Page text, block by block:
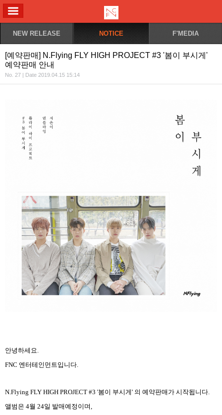
NEW RELEASE NOTICE F'MEDIA
[예약판매] N.Flying FLY HIGH PROJECT #3 '봄이 부시게'
예약판매 안내
No. 27 | Date 2019.04.15 15:14
안녕하세요.
FNC 엔터테인먼트입니다
N.Flying FLY HIGH PROJECT #3 '봄이 부시게' 의 예약판매가 시작됩니다.
앨범은 4월 24일 발매예정이며